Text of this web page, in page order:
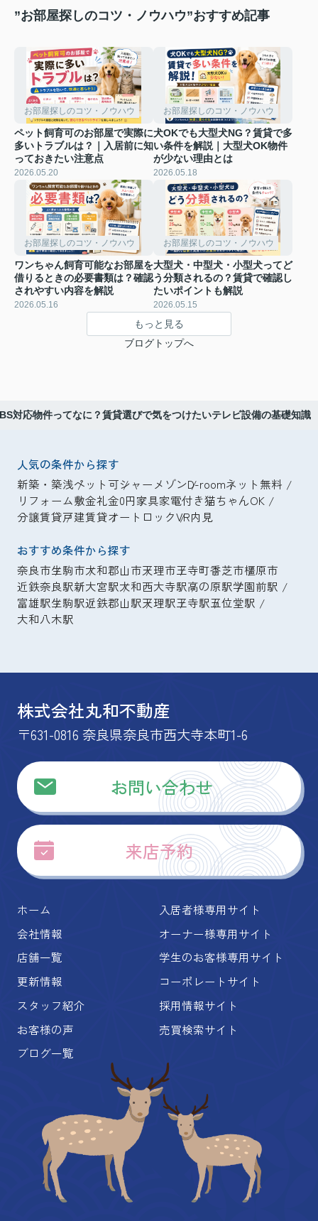
”お部屋探しのコツ・ノウハウ”おすすめ記事
お部屋探しのコツ・ノウハウ
ペット飼育可のお部屋で実際に
多いトラブルは？｜入居前に知
っておきたい注意点
2026.05.20
お部屋探しのコツ・ノウハウ
犬OKでも大型犬NG？賃貸で多
い条件を解説｜大型犬OK物件
が少ない理由とは
2026.05.18
お部屋探しのコツ・ノウハウ
ワンちゃん飼育可能なお部屋を
借りるときの必要書類は？確認
されやすい内容を解説
2026.05.16
お部屋探しのコツ・ノウハウ
大型犬・中型犬・小型犬ってど
う分類されるの？賃貸で確認し
たいポイントも解説
2026.05.15
もっと見る
ブログトップへ
BS対応物件ってなに？賃貸選びで気をつけたいテレビ設備の基礎知識
人気の条件から探す
新築・築浅ペット可シャーメゾンD-roomネット無料
リフォーム敷金礼金0円家具家電付き猫ちゃんOK
分譲賃貸戸建賃貸オートロックVR内見
おすすめ条件から探す
奈良市生駒市大和郡山市天理市王寺町香芝市橿原市
近鉄奈良駅新大宮駅大和西大寺駅高の原駅学園前駅
富雄駅生駒駅近鉄郡山駅天理駅王寺駅五位堂駅
大和八木駅
株式会社丸和不動産
〒631-0816 奈良県奈良市西大寺本町1-6
お問い合わせ
来店予約
ホーム
会社情報
店舗一覧
更新情報
スタッフ紹介
お客様の声
ブログ一覧
入居者様専用サイト
オーナー様専用サイト
学生のお客様専用サイト
コーポレートサイト
採用情報サイト
売買検索サイト